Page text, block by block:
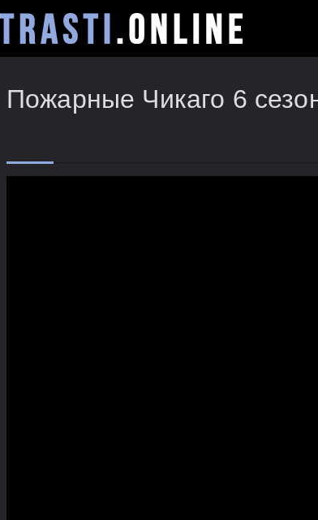
Пожарные Чикаго 6